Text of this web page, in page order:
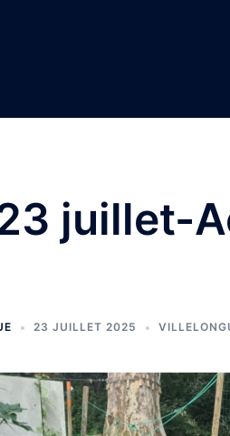
juillet-
23 JUILLET 2025